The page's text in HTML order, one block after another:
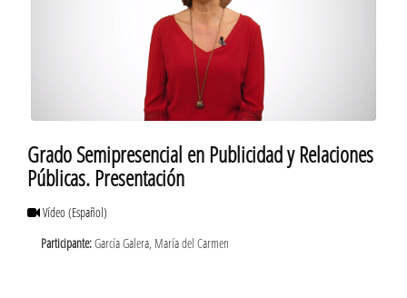
Grado Semipresencial en Publicidad y Relaciones
Públicas. Presentación
Vídeo(Español)
Participante:García Galera, María del Carmen